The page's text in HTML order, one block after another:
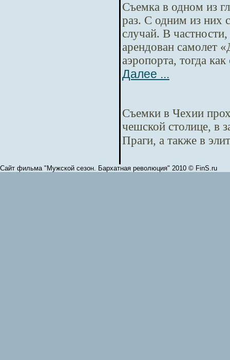
Съемка в одном из
раз. С одним из них
случай. В
арендован самолет
аэропорта, тогда
Далее ...
Съемки в Чехии
чешской столице, в
Праги, а также в
Сайт фильма "Мужской сезон. Бархатная революция" 2010 © FinS.ru